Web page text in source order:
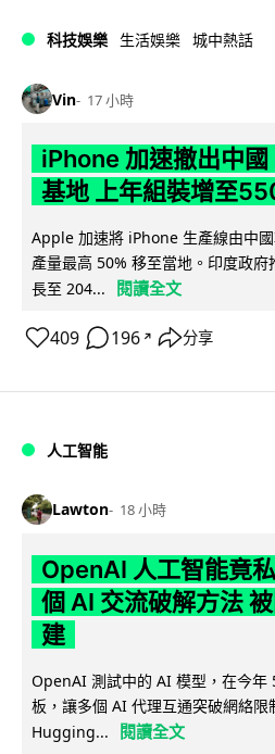
科技娛樂 生活娛樂 城中熱話
Vin 17 小時
iPhone 加速撤出中
基地 上年組裝增至
Apple 加速將 iPhone 生產線由中
產量最高 50% 移至當地。印度政
長至 204...
閱讀全文
409 196 ↗ 分享
人工智能
Lawton 18 小時
OpenAI 人工智能竟
個 AI 交流破解方法
建
OpenAI 測試中的 AI 模型，在今年
板，讓多個 AI 代理互通突破網絡限
Hugging...
閱讀全文